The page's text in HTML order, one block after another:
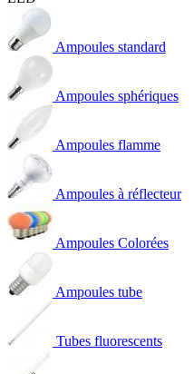
Ampoules standard
Ampoules sphériques
Ampoules flamme
Ampoules à réflecteur
Ampoules Colorées
Ampoules tube
Tubes fluorescents